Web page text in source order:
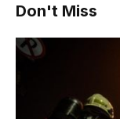
Don't Miss